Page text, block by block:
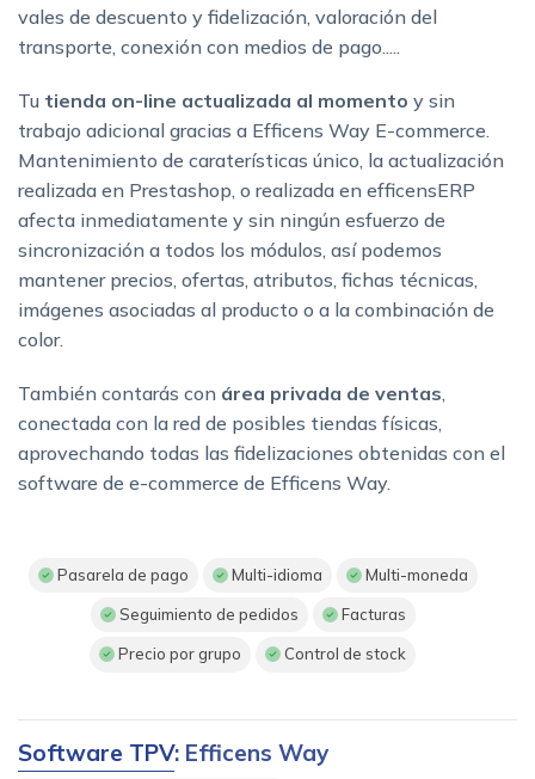
vales de descuento y fidelización, valoración del
transporte, conexión con medios de pago.....
Tu tienda on-line actualizada al momento y sin
trabajo adicional gracias a Efficens Way E-commerce.
Mantenimiento de caraterísticas único, la actualización
realizada en Prestashop, o realizada en efficensERP
afecta inmediatamente y sin ningún esfuerzo de
sincronización a todos los módulos, así podemos
mantener precios, ofertas, atributos, fichas técnicas,
imágenes asociadas al producto o a la combinación de
color.
También contarás con área privada de ventas
conectada con la red de posibles tiendas físicas,
aprovechando todas las fidelizaciones obtenidas con el
software de e-commerce de Efficens Way.
Pasarela de pago Multi-idioma Multi-moneda
Seguimiento de pedidos Facturas
Precio por grupo Control de stock
Software TPV: Efficens Way